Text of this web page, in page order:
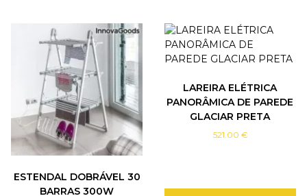
ESTENDAL DOBRÁVEL 30
BARRAS 300W
LAREIRA ELÉTRICA
PANORÂMICA DE PAREDE
GLACIAR PRETA
521.00 €